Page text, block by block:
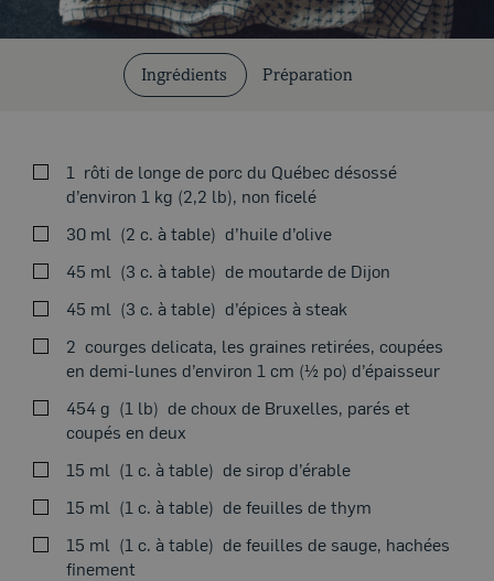
Thème du moment
Ingrédients Préparation
1 rôti de longe de porc du Québec désossé
d’environ 1 kg (2,2 lb), non ficelé
30 ml
2 c. à table d’huile d’olive
45 ml
3 c. à table de moutarde de Dijon
45 ml
3 c. à table d’épices à steak
2 courges delicata, les graines retirées, coupées
en demi-lunes d’environ 1 cm (½ po) d’épaisseur
454 g
1 lb
de choux de Bruxelles, parés et
coupés en deux
15 ml
1 c. à table de sirop d’érable
15 ml
1 c. à table de feuilles de thym
15 ml
1 c. à table de feuilles de sauge, hachées
finement
Placer la grille au centre du four. Préchauffer le four à
190 °C (375 °F).
Dans une poêle à feu moyen-vif, dorer la longe de tous
les côtés dans la moitié d’huile. Transférer la longe sur
une grande plaque de cuisson. Saler et poivrer.
steak en pressant pour bien les faire adhérer. Réserver
la poêle.